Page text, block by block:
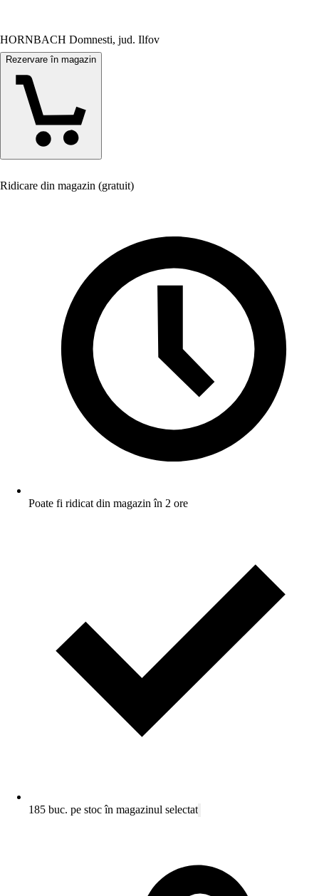
HORNBACH Domnesti, jud. Ilfov
Rezervare în magazin
Ridicare din magazin (gratuit)
Poate fi ridicat din magazin în 2 ore
185 buc. pe stoc în magazinul selectat